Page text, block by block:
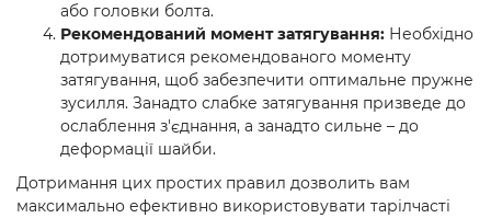
або головки болта.
Рекомендований момент затягування: Необхідно
дотримуватися рекомендованого моменту
затягування, щоб забезпечити оптимальне пружне
зусилля. Занадто слабке затягування призведе до
ослаблення з'єднання, а занадто сильне – до
деформації шайби.
Дотримання цих простих правил дозволить вам
максимально ефективно використовувати тарілчасті